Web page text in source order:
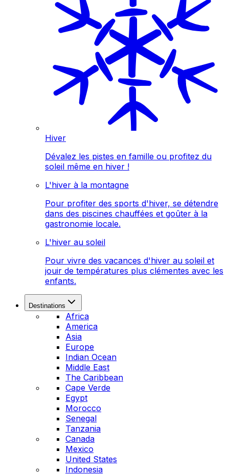
Hiver
Dévalez les pistes en famille ou profitez du
soleil même en hiver !
L'hiver à la montagne
Pour profiter des sports d'hiver, se détendre
dans des piscines chauffées et goûter à la
gastronomie locale.
L'hiver au soleil
Pour vivre des vacances d'hiver au soleil et
jouir de températures plus clémentes avec les
enfants.
Destinations
Africa
America
Asia
Europe
Indian Ocean
Middle East
The Caribbean
Cape Verde
Egypt
Morocco
Senegal
Tanzania
Canada
Mexico
United States
Indonesia